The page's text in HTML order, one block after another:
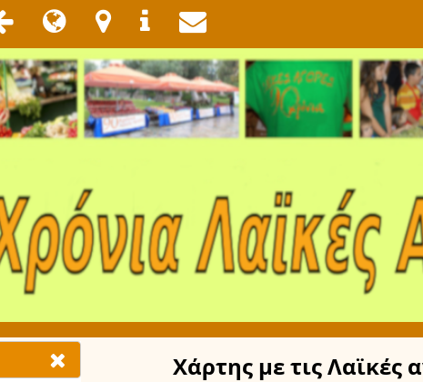
Χάρτης με τις Λαϊκές